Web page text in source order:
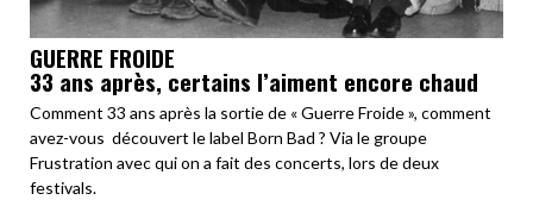
GUERRE FROIDE
33 ans après, certains l’aiment encore chaud
Comment 33 ans après la sortie de « Guerre Froide », comment
avez-vous découvert le label Born Bad ? Via le groupe
Frustration avec qui on a fait des concerts, lors de deux
festivals.